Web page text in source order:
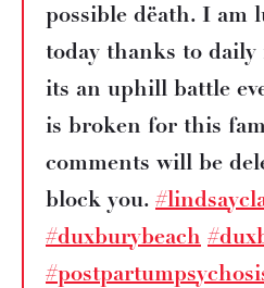
possible dëath. I am
today thanks to
its an uphill battle
is broken for this
comments will be
block you.
#duxburybeach